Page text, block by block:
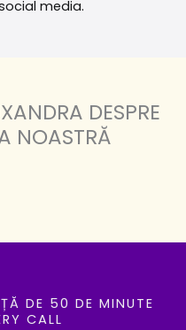
media.
DESPRE
NOASTRĂ
DE 50 DE MINUTE
CALL